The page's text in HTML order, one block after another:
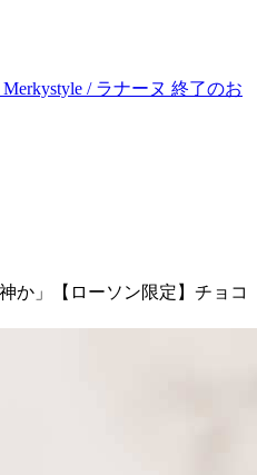
Merkystyle / ラナーヌ 終了のお
か」【ローソン限定】チョコ